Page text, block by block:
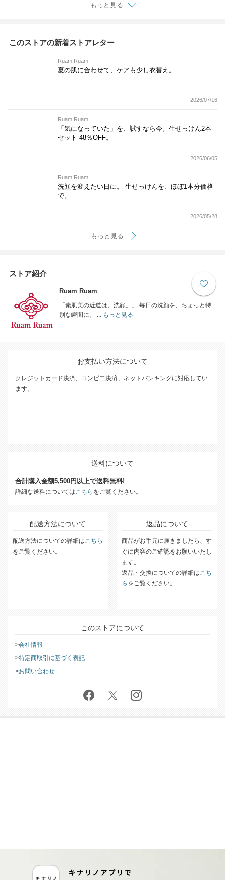
もっと見る
このストアの新着ストアレター
Ruam Ruam
夏の肌に合わせて、ケアも少し衣替え。
2026/07/16
Ruam Ruam
「気になっていた」を、試すなら今。生せっけん2本
セット 48％OFF。
2026/06/05
Ruam Ruam
洗顔を変えたい日に。 生せっけんを、ほぼ1本分価格
で。
2026/05/28
もっと見る
ストア紹介
Ruam Ruam
「素肌美の近道は、洗顔。」 毎日の洗顔を、ちょっと特
別な瞬間に。 ...
もっと見る
お支払い方法について
クレジットカード決済、コンビ二決済、ネットバンキングに対応してい
ます。
送料について
合計購入金額5,500円以上で送料無料!
詳細な送料については こちら をご覧ください。
配送方法について
配送方法についての詳細は こちら
をご覧ください。
返品について
商品がお手元に届きましたら、す
ぐに内容のご確認をお願いいたし
ます。
返品・交換についての詳細は こち
ら をご覧ください。
このストアについて
会社情報
特定商取引に基づく表記
お問い合わせ